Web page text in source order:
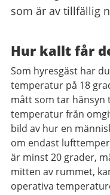
som är av tillfällig
Hur kallt får
Som hyresgäst har
temperatur på 18
mått som tar
temperatur från
bild av hur en
om endast
är minst 20 grader,
mitten av rummet,
operativa